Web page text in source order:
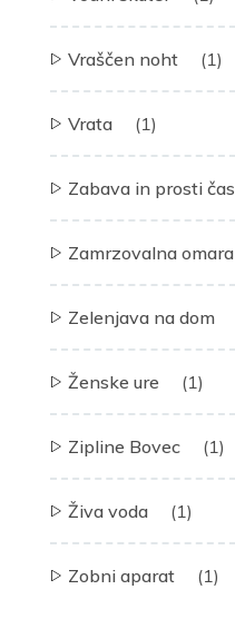
Vraščen noht (1)
Vrata (1)
Zabava in prosti čas
Zamrzovalna omara
Zelenjava na dom
Ženske ure (1)
Zipline Bovec (1)
Živa voda (1)
Zobni aparat (1)